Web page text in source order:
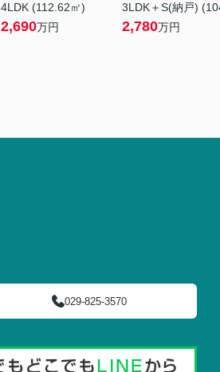
4LDK (112.62㎡)
2,690万円
3LDK＋S(納戸)
2,780万円
029-825-3570